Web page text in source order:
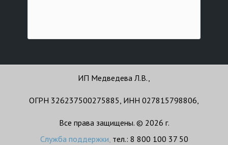
ИП Медведева Л.В.,
ОГРН 326237500275885, ИНН 027815798806,
Все права защищены. © 2026 г.
Служба поддержки, тел.: 8 800 100 37 50